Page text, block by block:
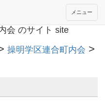
会 のサイト site
メニュー
操明学区連合町内会 >